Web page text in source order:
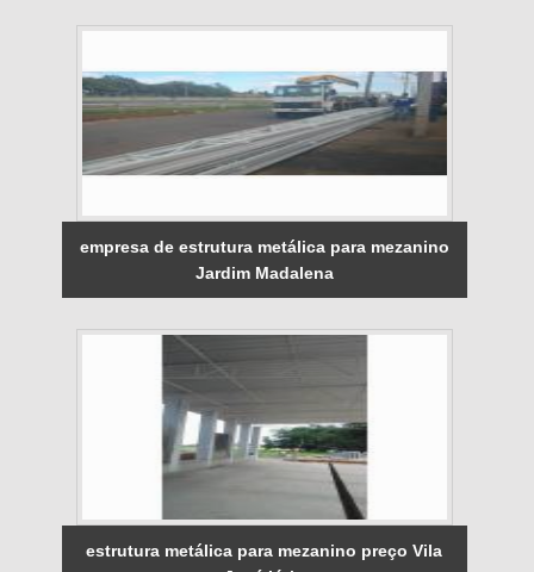
empresa de estrutura metálica para mezanino
Jardim Madalena
estrutura metálica para mezanino preço Vila